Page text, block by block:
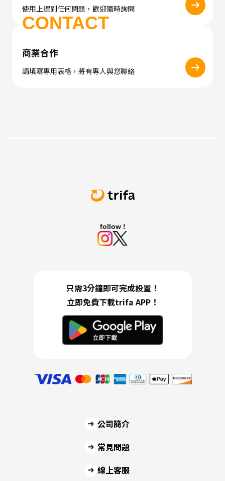
使用上遇到任何問題，歡迎隨時詢問
CONTACT
商業合作
請填寫專用表格，將有專人與您聯絡
follow !
只需3分鐘即可完成設置！
立即免費下載trifa APP！
公司簡介
常見問題
線上客服